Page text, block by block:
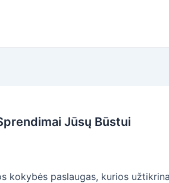
Jūsų Būstui
kokybės paslaugas, kurios